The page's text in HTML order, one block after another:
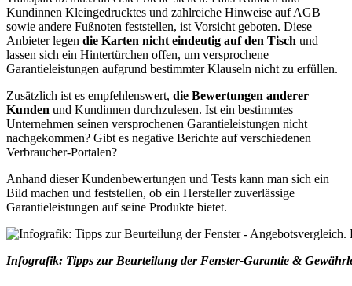
Kundinnen Kleingedrucktes und zahlreiche Hinweise auf AGB
sowie andere Fußnoten feststellen, ist Vorsicht geboten. Diese
Anbieter legen die Karten nicht eindeutig auf den Tisch und
lassen sich ein Hintertürchen offen, um versprochene
Garantieleistungen aufgrund bestimmter Klauseln nicht zu erfüllen.
Zusätzlich ist es empfehlenswert, die Bewertungen anderer
Kunden und Kundinnen durchzulesen. Ist ein bestimmtes
Unternehmen seinen versprochenen Garantieleistungen nicht
nachgekommen? Gibt es negative Berichte auf verschiedenen
Verbraucher-Portalen?
Anhand dieser Kundenbewertungen und Tests kann man sich ein
Bild machen und feststellen, ob ein Hersteller zuverlässige
Garantieleistungen auf seine Produkte bietet.
Infografik: Tipps zur Beurteilung der Fenster-Garantie &